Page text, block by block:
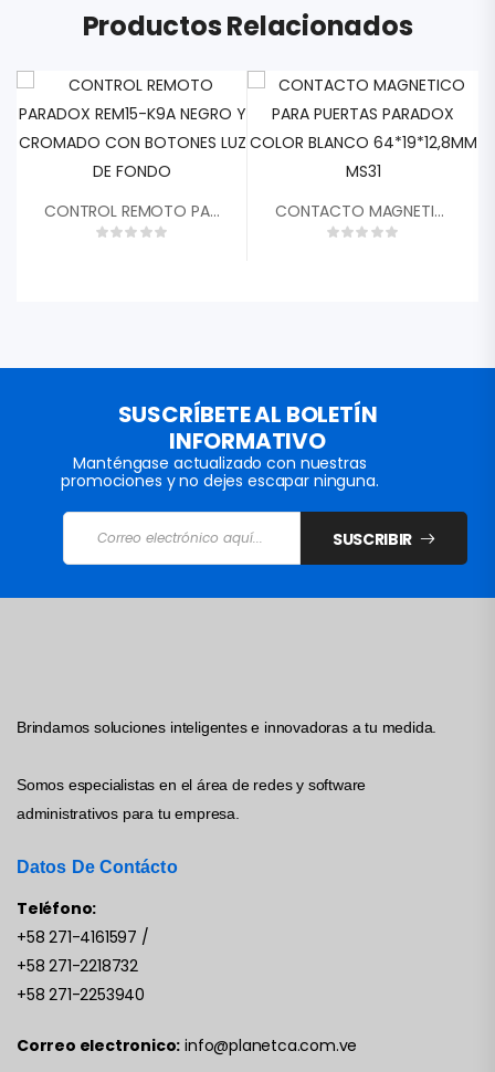
Productos Relacionados
CONTROL REMOTO PARADOX REM15-K9A NEGRO Y CROMADO CON BOTONES LUZ DE FONDO CONTACTO MAGNETICO PARA PUERTAS PARADOX COLOR BLANCO 64*19*12,8MM MS31
SUSCRÍBETE AL BOLETÍN
INFORMATIVO
Manténgase actualizado con nuestras
promociones y no dejes escapar ninguna.
SUSCRIBIR
Brindamos soluciones inteligentes e innovadoras a tu medida.
Somos especialistas en el área de redes y software
administrativos para tu empresa.
Datos De Contácto
Teléfono:
+58 271-4161597 /
+58 271-2218732
+58 271-2253940
Correo electronico: info@planetca.com.ve